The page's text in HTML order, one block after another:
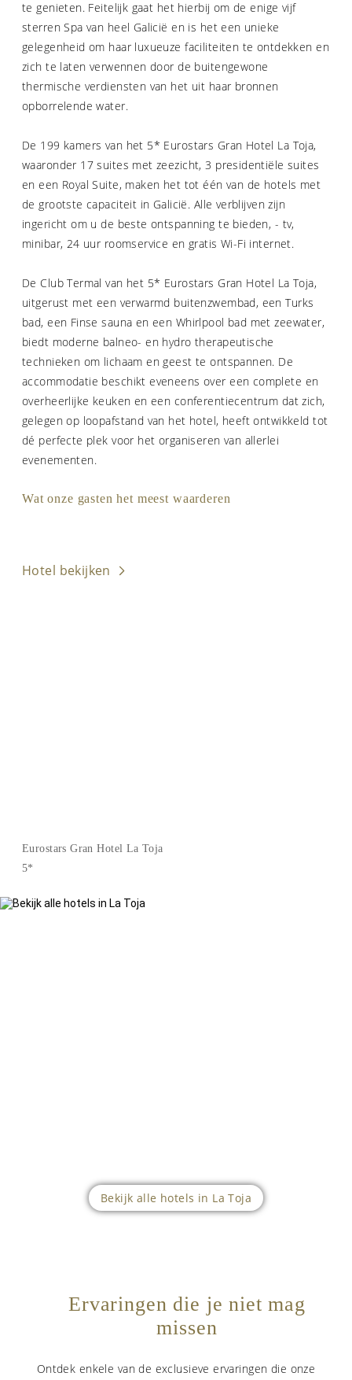
te genieten. Feitelijk gaat het hierbij om de enige vijf
sterren Spa van heel Galicië en is het een unieke
gelegenheid om haar luxueuze faciliteiten te ontdekken en
zich te laten verwennen door de buitengewone
thermische verdiensten van het uit haar bronnen
opborrelende water.
De 199 kamers van het 5* Eurostars Gran Hotel La Toja,
waaronder 17 suites met zeezicht, 3 presidentiële suites
en een Royal Suite, maken het tot één van de hotels met
de grootste capaciteit in Galicië. Alle verblijven zijn
ingericht om u de beste ontspanning te bieden, - tv,
minibar, 24 uur roomservice en gratis Wi-Fi internet.
De Club Termal van het 5* Eurostars Gran Hotel La Toja,
uitgerust met een verwarmd buitenzwembad, een Turks
bad, een Finse sauna en een Whirlpool bad met zeewater,
biedt moderne balneo- en hydro therapeutische
technieken om lichaam en geest te ontspannen. De
accommodatie beschikt eveneens over een complete en
overheerlijke keuken en een conferentiecentrum dat zich,
gelegen op loopafstand van het hotel, heeft ontwikkeld tot
dé perfecte plek voor het organiseren van allerlei
evenementen.
Wat onze gasten het meest waarderen
Hotel bekijken
Eurostars Gran Hotel La Toja
5*
Bekijk alle hotels in La Toja
Ervaringen die je niet mag
missen
Ontdek enkele van de exclusieve ervaringen die onze